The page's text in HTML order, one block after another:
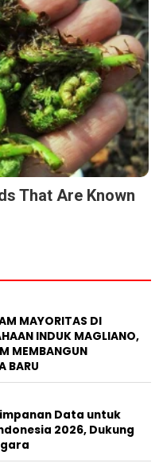
That Are Known
MAYORITAS DI
INDUK MAGLIANO,
MEMBANGUN
BARU
Data untuk
2026, Dukung